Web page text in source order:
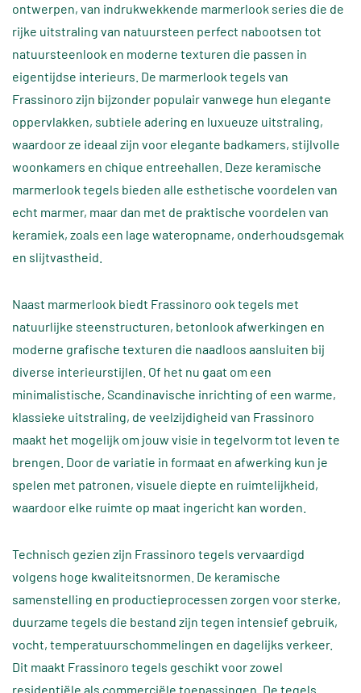
ontwerpen, van indrukwekkende marmerlook series die de
rijke uitstraling van natuursteen perfect nabootsen tot
natuursteenlook en moderne texturen die passen in
eigentijdse interieurs. De marmerlook tegels van
Frassinoro zijn bijzonder populair vanwege hun elegante
oppervlakken, subtiele adering en luxueuze uitstraling,
waardoor ze ideaal zijn voor elegante badkamers, stijlvolle
woonkamers en chique entreehallen. Deze keramische
marmerlook tegels bieden alle esthetische voordelen van
echt marmer, maar dan met de praktische voordelen van
keramiek, zoals een lage wateropname, onderhoudsgemak
en slijtvastheid.
Naast marmerlook biedt Frassinoro ook tegels met
natuurlijke steenstructuren, betonlook afwerkingen en
moderne grafische texturen die naadloos aansluiten bij
diverse interieurstijlen. Of het nu gaat om een
minimalistische, Scandinavische inrichting of een warme,
klassieke uitstraling, de veelzijdigheid van Frassinoro
maakt het mogelijk om jouw visie in tegelvorm tot leven te
brengen. Door de variatie in formaat en afwerking kun je
spelen met patronen, visuele diepte en ruimtelijkheid,
waardoor elke ruimte op maat ingericht kan worden.
Technisch gezien zijn Frassinoro tegels vervaardigd
volgens hoge kwaliteitsnormen. De keramische
samenstelling en productieprocessen zorgen voor sterke,
duurzame tegels die bestand zijn tegen intensief gebruik,
vocht, temperatuurschommelingen en dagelijks verkeer.
Dit maakt Frassinoro tegels geschikt voor zowel
residentiële als commerciële toepassingen. De tegels